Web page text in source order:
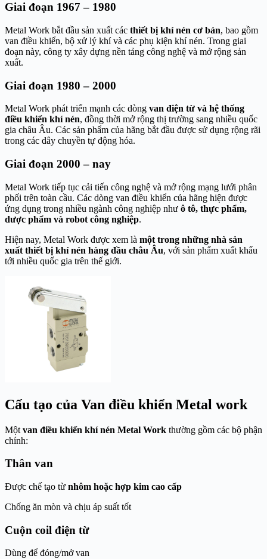
Giai đoạn 1967 – 1980
Metal Work bắt đầu sản xuất các thiết bị khí nén cơ bản, bao gồm
van điều khiển, bộ xử lý khí và các phụ kiện khí nén. Trong giai
đoạn này, công ty xây dựng nền tảng công nghệ và mở rộng sản
xuất.
Giai đoạn 1980 – 2000
Metal Work phát triển mạnh các dòng van điện từ và hệ thống
điều khiển khí nén, đồng thời mở rộng thị trường sang nhiều quốc
gia châu Âu. Các sản phẩm của hãng bắt đầu được sử dụng rộng rãi
trong các dây chuyền tự động hóa.
Giai đoạn 2000 – nay
Metal Work tiếp tục cải tiến công nghệ và mở rộng mạng lưới phân
phối trên toàn cầu. Các dòng van điều khiển của hãng hiện được
ứng dụng trong nhiều ngành công nghiệp như ô tô, thực phẩm,
dược phẩm và robot công nghiệp.
Hiện nay, Metal Work được xem là một trong những nhà sản
xuất thiết bị khí nén hàng đầu châu Âu, với sản phẩm xuất khẩu
tới nhiều quốc gia trên thế giới.
Cấu tạo của Van điều khiển Metal work
Một van điều khiển khí nén Metal Work thường gồm các bộ phận
chính:
Thân van
Được chế tạo từ nhôm hoặc hợp kim cao cấp
Chống ăn mòn và chịu áp suất tốt
Cuộn coil điện từ
Dùng để đóng/mở van